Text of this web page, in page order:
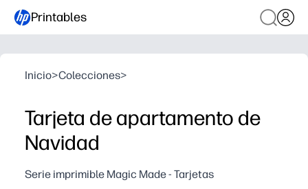
Printables
Inicio>Colecciones>
Tarjeta de apartamento de
Navidad
Serie imprimible Magic Made - Tarjetas